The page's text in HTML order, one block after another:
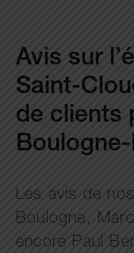
Avis sur
Saint-
de clients
Les avis de
Boulogne,
encore Paul